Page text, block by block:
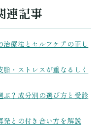
連記事
療法とセルフケアの正し
・ストレスが重なるしく
ぶ？成分別の選び方と受診
発との付き合い方を解説